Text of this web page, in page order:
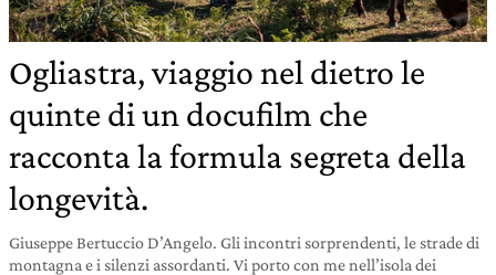
Ogliastra, viaggio nel dietro le
quinte di un docufilm che
racconta la formula segreta della
longevità.
Giuseppe Bertuccio D’Angelo. Gli incontri sorprendenti, le strade di
montagna e i silenzi assordanti. Vi porto con me nell’isola dei